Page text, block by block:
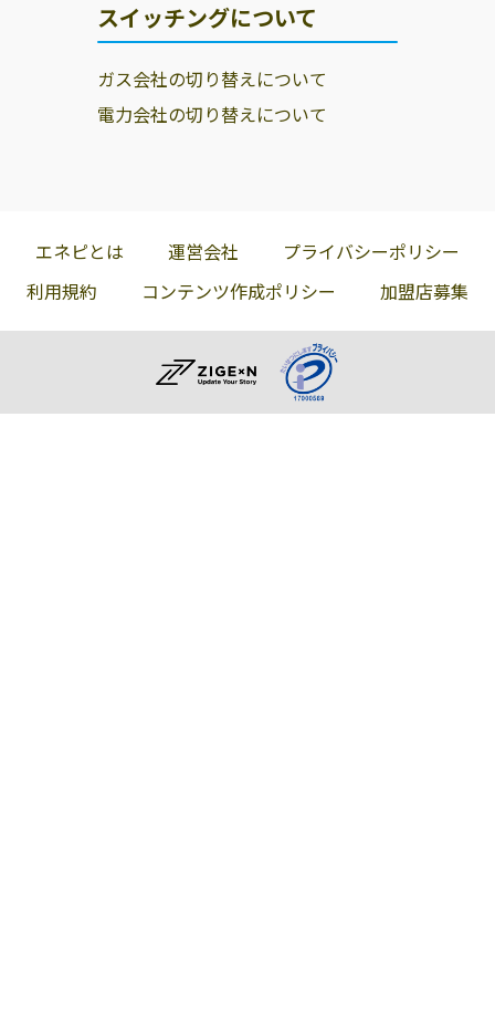
スイッチングについて
ガス会社の切り替えについて
電力会社の切り替えについて
エネピとは 運営会社
プライバシーポリシー
利用規約
コンテンツ作成ポリシー 加盟店募集